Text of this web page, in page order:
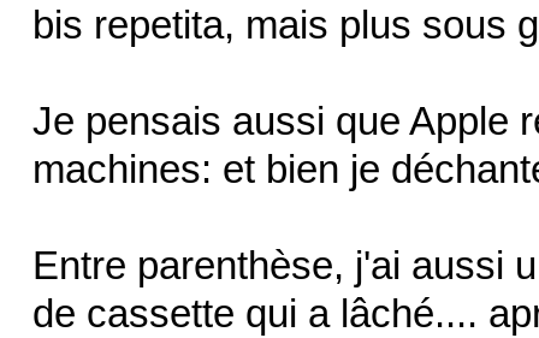
bis repetita, mais plus sous
Je pensais aussi que Apple
machines: et bien je
Entre parenthèse, j'ai aussi
de cassette qui a lâché....